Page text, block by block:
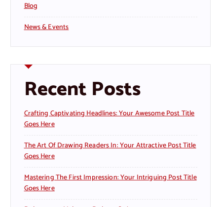
Blog
News & Events
Recent Posts
Crafting Captivating Headlines: Your Awesome Post Title
Goes Here
The Art Of Drawing Readers In: Your Attractive Post Title
Goes Here
Mastering The First Impression: Your Intriguing Post Title
Goes Here